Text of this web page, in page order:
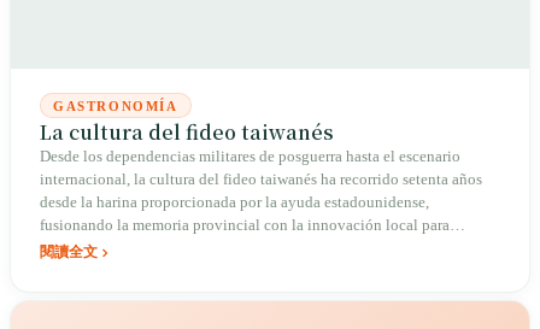
GASTRONOMÍA
La cultura del fideo taiwanés
Desde los dependencias militares de posguerra hasta el escenario
internacional, la cultura del fideo taiwanés ha recorrido setenta años
desde la harina proporcionada por la ayuda estadounidense,
fusionando la memoria provincial con la innovación local para
escribir una epopeya culinaria de migración y tierra natal.
閱讀全文